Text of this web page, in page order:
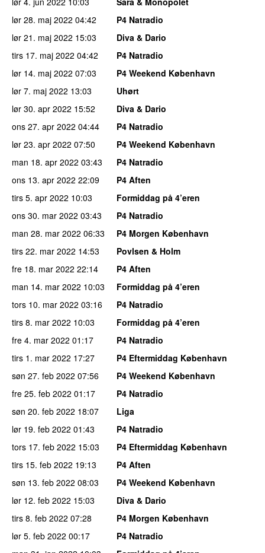
lør 28. maj 2022 04:42
P4 Natradio
lør 21. maj 2022 15:03
Diva & Dario
tirs 17. maj 2022 04:42
P4 Natradio
lør 14. maj 2022 07:03
P4 Weekend København
lør 7. maj 2022 13:03
Uhørt
lør 30. apr 2022 15:52
Diva & Dario
ons 27. apr 2022 04:44
P4 Natradio
lør 23. apr 2022 07:50
P4 Weekend København
man 18. apr 2022 03:43
P4 Natradio
ons 13. apr 2022 22:09
P4 Aften
tirs 5. apr 2022 10:03
Formiddag på 4’eren
ons 30. mar 2022 03:43
P4 Natradio
man 28. mar 2022 06:33
P4 Morgen København
tirs 22. mar 2022 14:53
Povlsen & Holm
fre 18. mar 2022 22:14
P4 Aften
man 14. mar 2022 10:03
Formiddag på 4’eren
tors 10. mar 2022 03:16
P4 Natradio
tirs 8. mar 2022 10:03
Formiddag på 4’eren
fre 4. mar 2022 01:17
P4 Natradio
tirs 1. mar 2022 17:27
P4 Eftermiddag København
søn 27. feb 2022 07:56
P4 Weekend København
fre 25. feb 2022 01:17
P4 Natradio
søn 20. feb 2022 18:07
Liga
lør 19. feb 2022 01:43
P4 Natradio
tors 17. feb 2022 15:03
P4 Eftermiddag København
tirs 15. feb 2022 19:13
P4 Aften
søn 13. feb 2022 08:03
P4 Weekend København
lør 12. feb 2022 15:03
Diva & Dario
tirs 8. feb 2022 07:28
P4 Morgen København
lør 5. feb 2022 00:17
P4 Natradio